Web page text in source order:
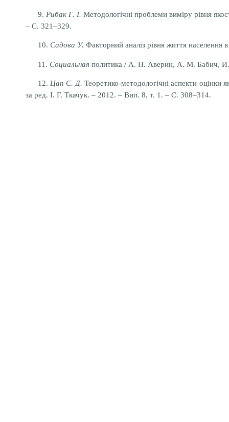
9. Рибак Г. І. Методологічні проблеми виміру рівня
– С. 321–329.
10. Садова У. Факторний аналіз рівня життя
11. Социальнаяполитика / А. Н. Аверин, А. М. Бабич,
12. Цап С. Д. Теоретико-методологічні аспекти оцінки
за ред. І. Г. Ткачук. – 2012. – Вип. 8, т. 1. – С. 308–314.